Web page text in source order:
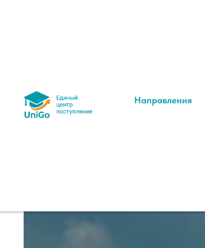
Направления